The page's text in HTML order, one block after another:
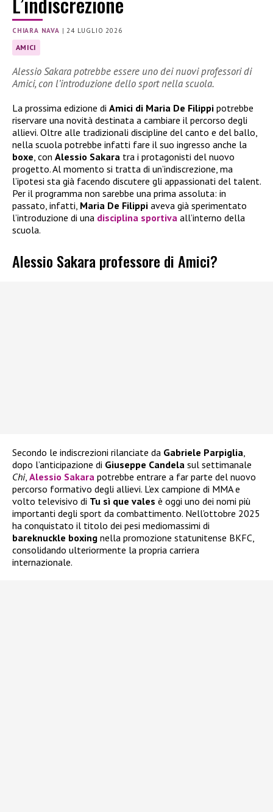
CHIARA NAVA | 24 LUGLIO 2026
AMICI
Alessio Sakara potrebbe essere uno dei nuovi professori di
Amici, con l’introduzione dello sport nella scuola.
La prossima edizione di Amici di Maria De Filippi potrebbe
riservare una novità destinata a cambiare il percorso degli
allievi. Oltre alle tradizionali discipline del canto e del ballo,
nella scuola potrebbe infatti fare il suo ingresso anche la
boxe, con Alessio Sakara tra i protagonisti del nuovo
progetto. Al momento si tratta di un’indiscrezione, ma
l’ipotesi sta già facendo discutere gli appassionati del talent.
Per il programma non sarebbe una prima assoluta: in
passato, infatti, Maria De Filippi aveva già sperimentato
l’introduzione di una disciplina sportiva all’interno della
scuola.
Alessio Sakara professore di Amici?
Secondo le indiscrezioni rilanciate da Gabriele Parpiglia
dopo l’anticipazione di Giuseppe Candela sul settimanale
Chi, Alessio Sakara potrebbe entrare a far parte del nuovo
percorso formativo degli allievi. L’ex campione di MMA e
volto televisivo di Tu sì que vales è oggi uno dei nomi più
importanti degli sport da combattimento. Nell’ottobre 2025
ha conquistato il titolo dei pesi mediomassimi di
bareknuckle boxing nella promozione statunitense BKFC,
consolidando ulteriormente la propria carriera
internazionale.